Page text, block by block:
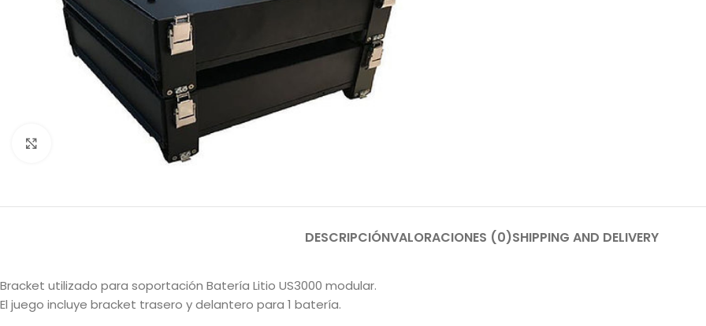
DESCRIPCIÓNVALORACIONES (0)SHIPPING AND DELIVERY
Bracket utilizado para soportación Batería Litio US3000 modular.
El juego incluye bracket trasero y delantero para 1 batería.